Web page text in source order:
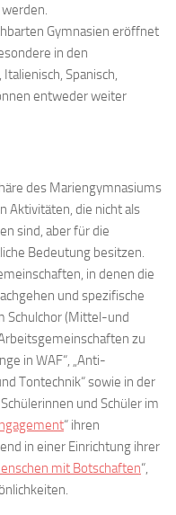
Gymnasien eröffnet
in den
Spanisch,
entweder weiter
des Mariengymnasiums
Aktivitäten, die nicht als
sind, aber für die
Bedeutung besitzen.
in denen die
und spezifische
Schulchor (Mittel-und
zu
in WAF“, „Anti-
Tontechnik“ sowie in der
und Schüler im
“ ihren
in einer Einrichtung ihrer
mit Botschaften“,